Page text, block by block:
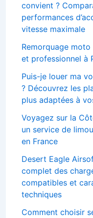
convient ?
performances
vitesse maximale
Remorquage
et professionnel à
Puis-je louer ma
? Découvrez les
plus adaptées à
Voyagez sur la
un service de
en France
Desert Eagle
complet des
compatibles et
techniques
Comment choisir